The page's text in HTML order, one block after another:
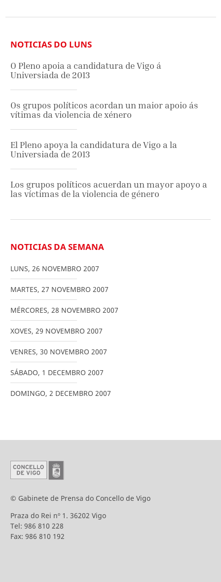
NOTICIAS DO LUNS
O Pleno apoia a candidatura de Vigo á
Universiada de 2013
Os grupos políticos acordan un maior apoio ás
vítimas da violencia de xénero
El Pleno apoya la candidatura de Vigo a la
Universiada de 2013
Los grupos políticos acuerdan un mayor apoyo a
las víctimas de la violencia de género
NOTICIAS DA SEMANA
LUNS, 26 NOVEMBRO 2007
MARTES, 27 NOVEMBRO 2007
MÉRCORES, 28 NOVEMBRO 2007
XOVES, 29 NOVEMBRO 2007
VENRES, 30 NOVEMBRO 2007
SÁBADO, 1 DECEMBRO 2007
DOMINGO, 2 DECEMBRO 2007
© Gabinete de Prensa do Concello de Vigo
Praza do Rei nº 1. 36202 Vigo
Tel: 986 810 228
Fax: 986 810 192